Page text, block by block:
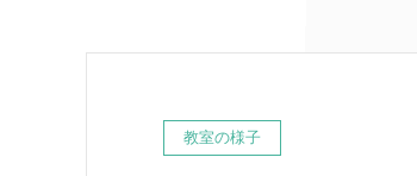
教室の様子